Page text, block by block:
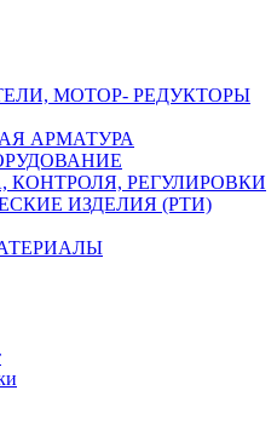
МОТОР- РЕДУКТОРЫ
АРМАТУРА
КОНТРОЛЯ, РЕГУЛИРОВКИ
ИЗДЕЛИЯ (РТИ)